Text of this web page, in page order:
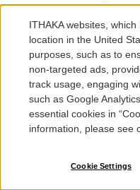
alcance y la violación del
Estudios sobre el proceso
administrativo en materia
Estudios sobre la nueva
empleo público
ITHAKA websites,
location in the United
purposes, such as to
non-targeted ads,
track usage, engaging
such as Google
essential cookies in
information, please see
Cookie Settings